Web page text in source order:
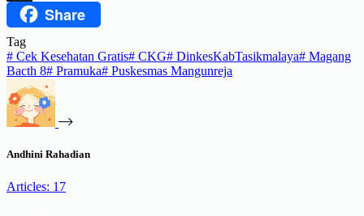
ThreadsShare
Tag
# Cek Kesehatan Gratis# CKG# DinkesKabTasikmalaya# Magang
Bacth 8# Pramuka# Puskesmas Mangunreja
Andhini Rahadian
Articles: 17